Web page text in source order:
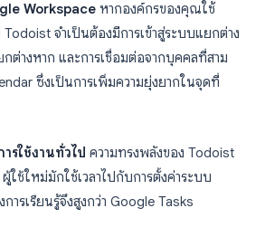
Workspace หากองค์กรของคุณใช้
จำเป็นต้องมีการเข้าสู่ระบบแยกต่าง
ต่างหาก และการเชื่อมต่อจากบุคคลที่สาม
ซึ่งเป็นการเพิ่มความยุ่งยากในจุดที่
รใช้งานทั่วไป ความทรงพลังของ Todoist
ช้ใหม่มักใช้เวลาไปกับการตั้งค่าระบบ
การเรียนรู้จึงสูงกว่า Google Tasks